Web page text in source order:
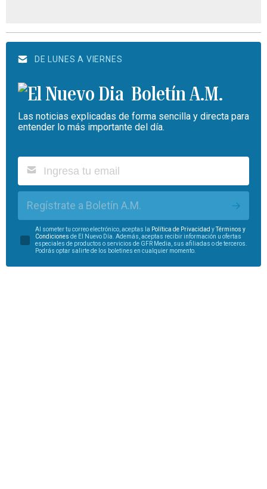
DE LUNES A VIERNES
Boletín A.M.
Las noticias explicadas de forma sencilla y directa para
entender lo más importante del día.
Regístrate a Boletín A.M.
Al someter tu correo electrónico, aceptas la Política de Privacidad y
Términos y
Condiciones de El Nuevo Día. Además, aceptas recibir información u ofertas
especiales de productos o servicios de GFR Media, sus afiliadas o de terceros.
Podrás optar salirte de los boletines en cualquier momento.